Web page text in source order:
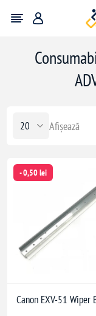
Afișează
- 0,50 lei
Canon EXV-51 Wiper